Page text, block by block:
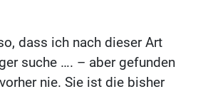
dass ich nach dieser Art
suche …. – aber gefunden
nie. Sie ist die bisher